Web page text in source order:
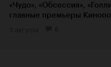
«Чудо», «Обсессия»,
главные премьеры